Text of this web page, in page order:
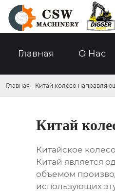
Главная О Hас
Главная - Китай колесо
Китай
Китайское
Китай является
объемом
использующих